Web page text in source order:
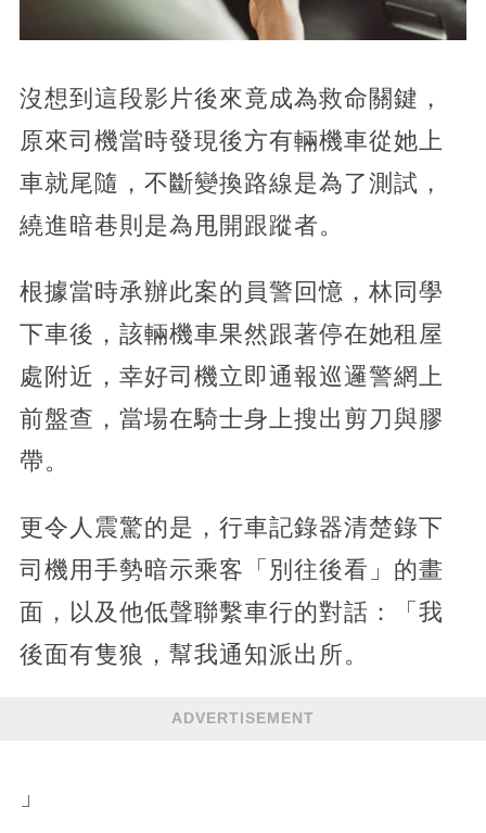
沒想到這段影片後來竟成為救命關鍵，
原來司機當時發現後方有輛機車從她上
車就尾隨，不斷變換路線是為了測試，
繞進暗巷則是為甩開跟蹤者。
根據當時承辦此案的員警回憶，林同學
下車後，該輛機車果然跟著停在她租屋
處附近，幸好司機立即通報巡邏警網上
前盤查，當場在騎士身上搜出剪刀與膠
帶。
更令人震驚的是，行車記錄器清楚錄下
司機用手勢暗示乘客「別往後看」的畫
面，以及他低聲聯繫車行的對話：「我
後面有隻狼，幫我通知派出所。
ADVERTISEMENT
」